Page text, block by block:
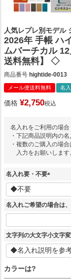
人気レプレ別モデル
2026年 手帳 ハ
ムバーチカル
送料無料】 ◇
商品番号 hightide-0013
メール便送料無料 名
価格 ¥2,750税込
名入れをご利用の場合
・下記商品説明内の
・複数のご購入の場
入力をお願いします
名入れ要・不要
(
須
)
名入れご希望の場合は
文字列の大文字小文字
カラーは?